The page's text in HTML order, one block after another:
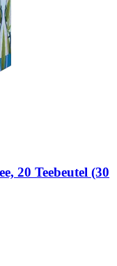
20 Teebeutel (30